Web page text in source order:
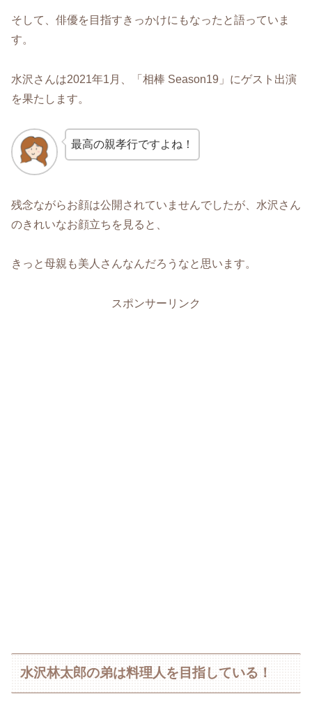
そして、俳優を目指すきっかけにもなったと語っていま
す。
水沢さんは2021年1月、「相棒 Season19」にゲスト出演
を果たします。
最高の親孝行ですよね！
残念ながらお顔は公開されていませんでしたが、水沢さん
のきれいなお顔立ちを見ると、
きっと母親も美人さんなんだろうなと思います。
スポンサーリンク
水沢林太郎の弟は料理人を目指している！